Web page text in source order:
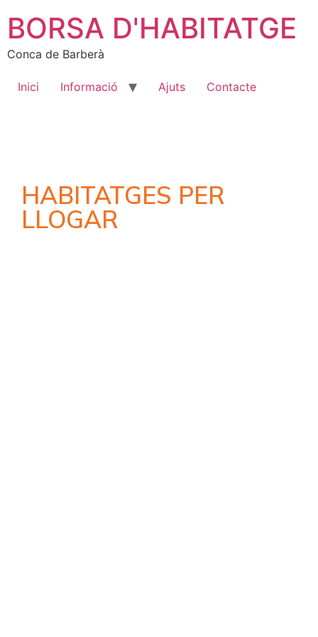
BORSA D'HABITATGE
Conca de Barberà
Inici Informació Ajuts Contacte
HABITATGES PER
LLOGAR